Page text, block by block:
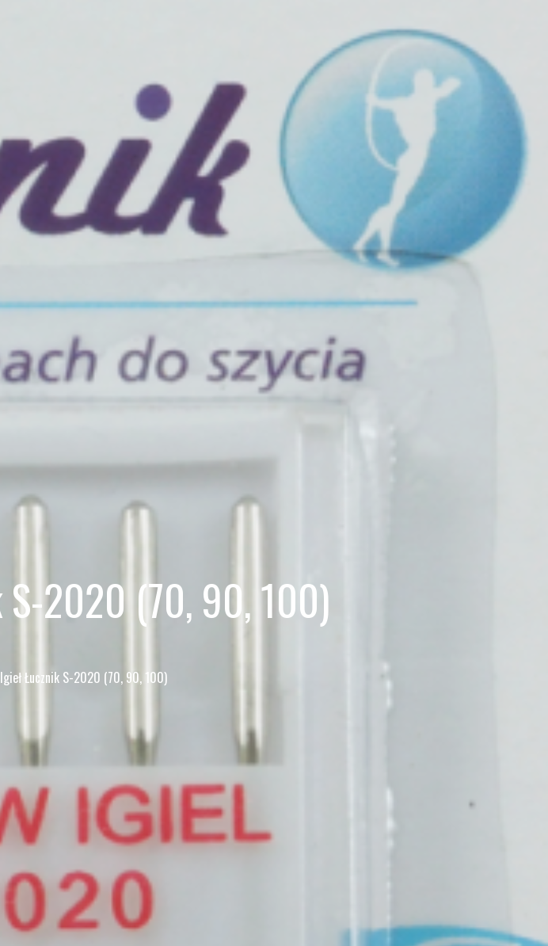
S-2020 (70, 90, 100)
Łucznik S-2020 (70, 90, 100)